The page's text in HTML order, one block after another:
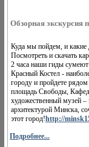
Обзорная экскурсия
Куда мы пойдем, и какие
Посмотреть и скачать
2 часа наши гиды
Красный Костел -
городу и пройдете
площадь Свободы,
художественный музей –
архитектурой Минска,
этот город!http://
Подробнее...